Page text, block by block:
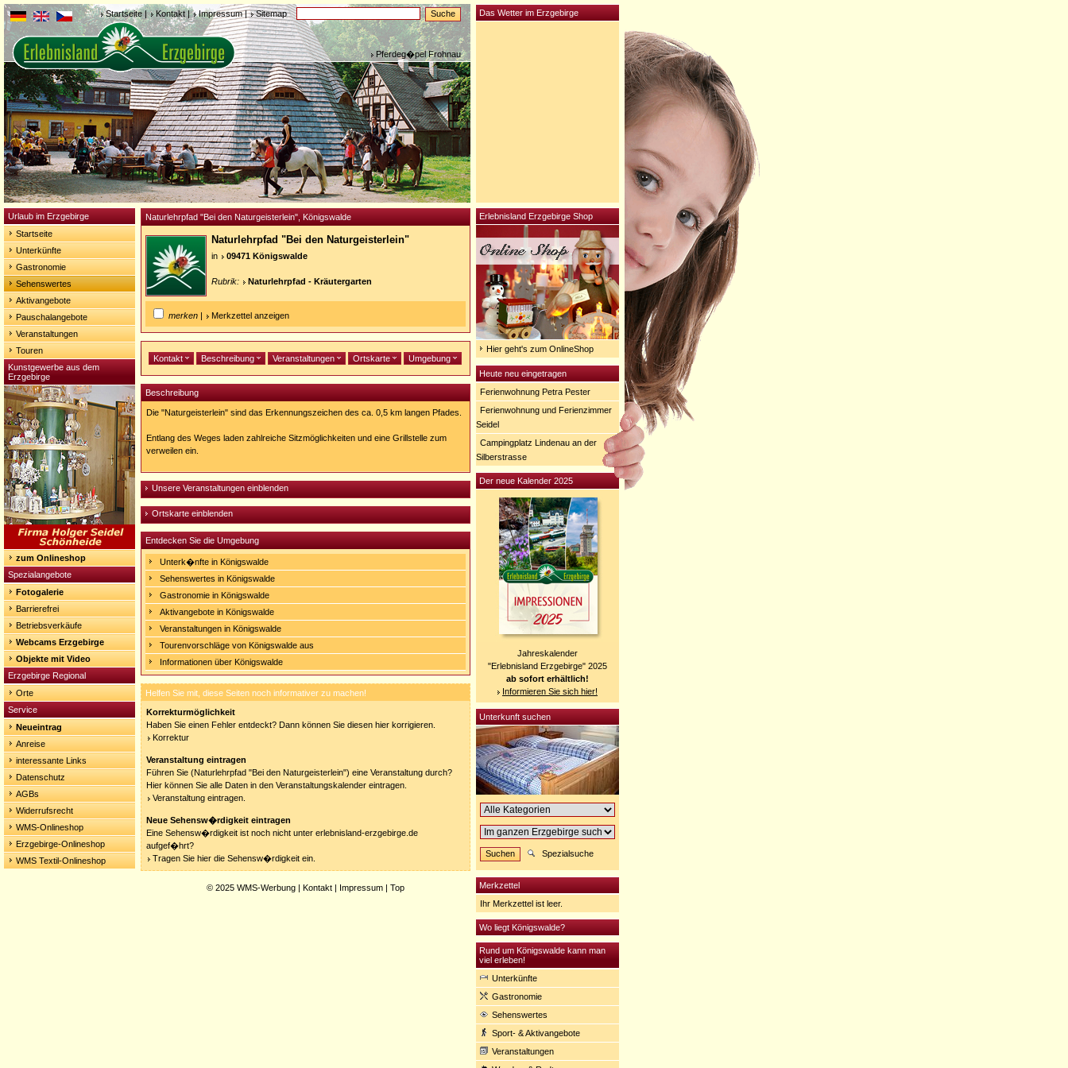
Startseite| Kontakt| Impressum| Sitemap
Pferdeg�pel Frohnau
Urlaub im Erzgebirge
Startseite
Unterkünfte
Gastronomie
Sehenswertes
Aktivangebote
Pauschalangebote
Veranstaltungen
Touren
Kunstgewerbe aus dem
Erzgebirge
zum Onlineshop
Spezialangebote
Fotogalerie
Barrierefrei
Betriebsverkäufe
Webcams Erzgebirge
Objekte mit Video
Erzgebirge Regional
Orte
Service
Neueintrag
Anreise
interessante Links
Datenschutz
AGBs
Widerrufsrecht
WMS-Onlineshop
Erzgebirge-Onlineshop
WMS Textil-Onlineshop
Naturlehrpfad "Bei den Naturgeisterlein", Königswalde
Naturlehrpfad "Bei den Naturgeisterlein"
in 09471 Königswalde
Rubrik: Naturlehrpfad - Kräutergarten
merken | Merkzettel anzeigen
Kontakt Beschreibung Veranstaltungen Ortskarte Umgebung
Beschreibung
Die "Naturgeisterlein" sind das Erkennungszeichen des ca. 0,5 km langen Pfades.
Entlang des Weges laden zahlreiche Sitzmöglichkeiten und eine Grillstelle zum
verweilen ein.
Unsere Veranstaltungen einblenden
Ortskarte einblenden
Entdecken Sie die Umgebung
Unterk�nfte in Königswalde
Sehenswertes in Königswalde
Gastronomie in Königswalde
Aktivangebote in Königswalde
Veranstaltungen in Königswalde
Tourenvorschläge von Königswalde aus
Informationen über Königswalde
Helfen Sie mit, diese Seiten noch informativer zu machen!
Korrekturmöglichkeit
Haben Sie einen Fehler entdeckt? Dann können Sie diesen hier korrigieren.
Korrektur
Veranstaltung eintragen
Führen Sie (Naturlehrpfad "Bei den Naturgeisterlein") eine Veranstaltung durch?
Hier können Sie alle Daten in den Veranstaltungskalender eintragen.
Veranstaltung eintragen.
Neue Sehensw�rdigkeit eintragen
Eine Sehensw�rdigkeit ist noch nicht unter erlebnisland-erzgebirge.de
aufgef�hrt?
Tragen Sie hier die Sehensw�rdigkeit ein.
© 2025 WMS-Werbung | Kontakt | Impressum | Top
Erlebnisland Erzgebirge Shop
Hier geht's zum OnlineShop
Heute neu eingetragen
Ferienwohnung Petra Pester
Ferienwohnung und Ferienzimmer
Seidel
Campingplatz Lindenau an der
Silberstrasse
Der neue Kalender 2025
Jahreskalender
"Erlebnisland Erzgebirge" 2025
ab sofort erhältlich!
Informieren Sie sich hier!
Unterkunft suchen
Spezialsuche
Merkzettel
Ihr Merkzettel ist leer.
Wo liegt Königswalde?
Rund um Königswalde kann man
viel erleben!
Unterkünfte
Gastronomie
Sehenswertes
Sport- & Aktivangebote
Veranstaltungen
Das Wetter im Erzgebirge